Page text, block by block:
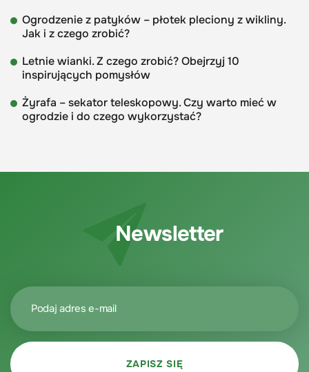
Ogrodzenie z patyków – płotek pleciony z wikliny.
Jak i z czego zrobić?
Letnie wianki. Z czego zrobić? Obejrzyj 10
inspirujących pomysłów
Żyrafa – sekator teleskopowy. Czy warto mieć w
ogrodzie i do czego wykorzystać?
Newsletter